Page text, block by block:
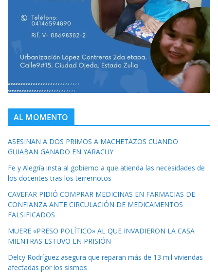
AL MOMENTO
ASESINAN A DOS PRIMOS A MACHETAZOS CUANDO
GUIABAN GANADO EN YARACUY
Fe y Alegría insta al gobierno a que atienda las necesidades de
los docentes tras los terremotos
CAVEFAR PIDIÓ COMPRAR MEDICINAS EN FARMACIAS DE
CONFIANZA ANTE CIRCULACIÓN DE MEDICAMENTOS
FALSIFICADOS
MUERE «PRESO POLÍTICO» AL QUE INVADIERON LA CASA
MIENTRAS ESTUVO EN PRISIÓN
Delcy Rodríguez asegura que reparan más de 13 mil viviendas
afectadas por los sismos